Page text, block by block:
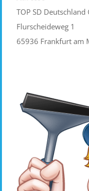
TOP SD Deutschland
Flurscheideweg 1
65936 Frankfurt am